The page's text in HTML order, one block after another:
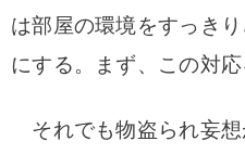
は部屋の環境をすっき
にする。まず、この対応
それでも物盗られ妄